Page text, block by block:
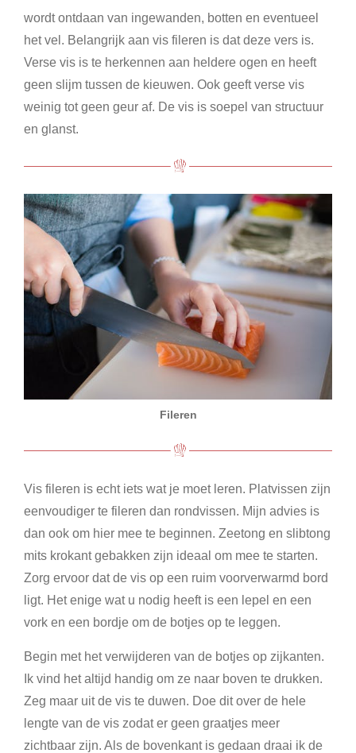
wordt ontdaan van ingewanden, botten en eventueel
het vel. Belangrijk aan vis fileren is dat deze vers is.
Verse vis is te herkennen aan heldere ogen en heeft
geen slijm tussen de kieuwen. Ook geeft verse vis
weinig tot geen geur af. De vis is soepel van structuur
en glanst.
Fileren
Vis fileren is echt iets wat je moet leren. Platvissen zijn
eenvoudiger te fileren dan rondvissen. Mijn advies is
dan ook om hier mee te beginnen. Zeetong en slibtong
mits krokant gebakken zijn ideaal om mee te starten.
Zorg ervoor dat de vis op een ruim voorverwarmd bord
ligt. Het enige wat u nodig heeft is een lepel en een
vork en een bordje om de botjes op te leggen.
Begin met het verwijderen van de botjes op zijkanten.
Ik vind het altijd handig om ze naar boven te drukken.
Zeg maar uit de vis te duwen. Doe dit over de hele
lengte van de vis zodat er geen graatjes meer
zichtbaar zijn. Als de bovenkant is gedaan draai ik de